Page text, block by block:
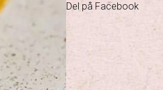
Del på Facebook